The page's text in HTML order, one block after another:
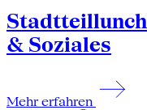
& Soziales
Mehr erfahren